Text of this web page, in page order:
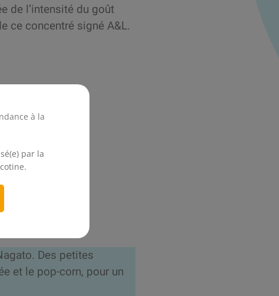
à la
par la
de l’intensité du goût
ce concentré signé A&L.
Des petites
et le pop-corn, pour un